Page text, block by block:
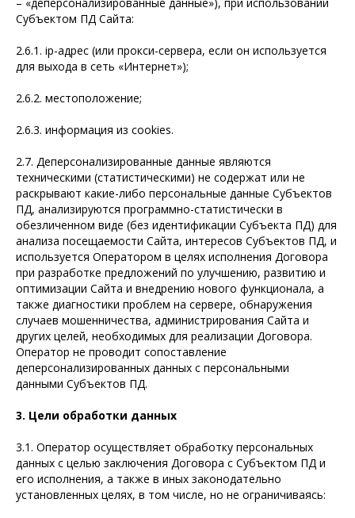
Субъектом ПД Сайта:
2.6.1. ip-адрес (или прокси-сервера, если он используется
для выхода в сеть «Интернет»);
2.6.2. местоположение;
2.6.3. информация из cookies.
2.7. Деперсонализированные данные являются
техническими (статистическими) не содержат или не
раскрывают какие-либо персональные данные Субъектов
ПД, анализируются программно-статистически в
обезличенном виде (без идентификации Субъекта ПД) для
анализа посещаемости Сайта, интересов Субъектов ПД, и
используется Оператором в целях исполнения Договора
при разработке предложений по улучшению, развитию и
оптимизации Сайта и внедрению нового функционала, а
также диагностики проблем на сервере, обнаружения
случаев мошенничества, администрирования Сайта и
других целей, необходимых для реализации Договора.
Оператор не проводит сопоставление
деперсонализированных данных с персональными
данными Субъектов ПД.
3. Цели обработки данных
3.1. Оператор осуществляет обработку персональных
данных с целью заключения Договора с Субъектом ПД и
его исполнения, а также в иных законодательно
установленных целях, в том числе, но не ограничиваясь: